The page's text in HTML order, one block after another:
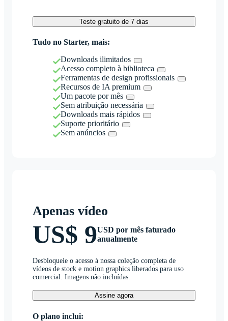
Teste gratuito de 7 dias
Tudo no Starter, mais:
Downloads ilimitados
Acesso completo à biblioteca
Ferramentas de design profissionais
Recursos de IA premium
Um pacote por mês
Sem atribuição necessária
Downloads mais rápidos
Suporte prioritário
Sem anúncios
Apenas vídeo
US$ 9USD por mês faturado
anualmente
Desbloqueie o acesso à nossa coleção completa de
vídeos de stock e motion graphics liberados para uso
comercial. Imagens não incluídas.
Assine agora
O plano inclui: